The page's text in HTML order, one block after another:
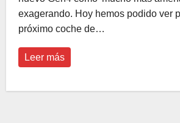
exagerando. Hoy hemos podido ver
próximo coche de…
Leer más